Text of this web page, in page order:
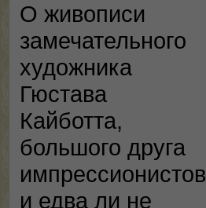
О живописи
замечательного
художника
Гюстава
Кайботта,
большого друга
импрессионистов
и едва ли не